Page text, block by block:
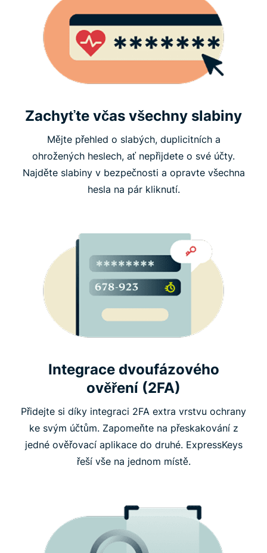
Zachyťte včas všechny slabiny
Mějte přehled o slabých, duplicitních a
ohrožených heslech, ať nepřijdete o své účty.
Najděte slabiny v bezpečnosti a opravte všechna
hesla na pár kliknutí.
Integrace dvoufázového
ověření (2FA)
Přidejte si díky integraci 2FA extra vrstvu ochrany
ke svým účtům. Zapomeňte na přeskakování z
jedné ověřovací aplikace do druhé. ExpressKeys
řeší vše na jednom místě.